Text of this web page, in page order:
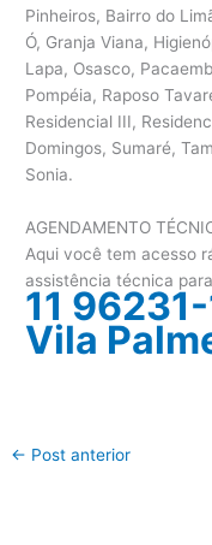
Pinheiros, Bairro do
Ó, Granja Viana,
Lapa, Osasco,
Pompéia, Raposo
Residencial III,
Domingos, Sumaré,
Sonia.
AGENDAMENTO
Aqui você tem acesso
assistência técnica
11
Vila
← Post anterior